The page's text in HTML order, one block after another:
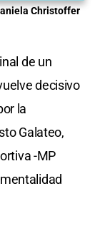
Christoffer
de un
decisivo
la
Galateo,
-MP